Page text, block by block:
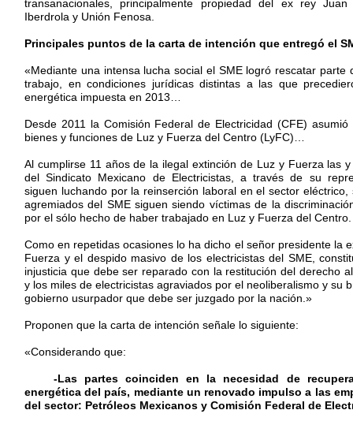
transanacionales, principalmente propiedad del ex rey Juan
Iberdrola y Unión Fenosa.
Principales puntos de la carta de intención que entregó el
«Mediante una intensa lucha social el SME logró rescatar parte
trabajo, en condiciones jurídicas distintas a las que
energética impuesta en 2013…
Desde 2011 la Comisión Federal de Electricidad (CFE)
bienes y funciones de Luz y Fuerza del Centro (LyFC)…
Al cumplirse 11 años de la ilegal extinción de Luz y Fuerza las
del Sindicato Mexicano de Electricistas, a través de su
siguen luchando por la reinserción laboral en el sector eléctrico,
agremiados del SME siguen siendo víctimas de la
por el sólo hecho de haber trabajado en Luz y Fuerza del Centro.
Como en repetidas ocasiones lo ha dicho el señor presidente la
Fuerza y el despido masivo de los electricistas del SME,
injusticia que debe ser reparado con la restitución del derecho
y los miles de electricistas agraviados por el neoliberalismo y su
gobierno usurpador que debe ser juzgado por la nación.»
Proponen que la carta de intención señale lo siguiente:
«Considerando que:
-Las partes coinciden en la necesidad de
energética del país, mediante un renovado impulso a las
del sector: Petróleos Mexicanos y Comisión Federal de